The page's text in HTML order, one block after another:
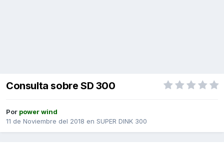
Consulta sobre SD 300
Por power wind
11 de Noviembre del 2018 en SUPER DINK 300